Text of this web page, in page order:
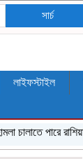
সার্চ
লাইফস্টাইল
পারে রাশিয়া